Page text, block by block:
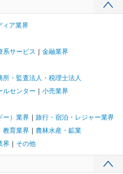
ィア業界
系サービス
金融業界
・監査法人・税理士法人
ルセンター
小売業界
ー）業界
旅行・宿泊・レジャー業界
教育業界
農林水産・鉱業
界 その他